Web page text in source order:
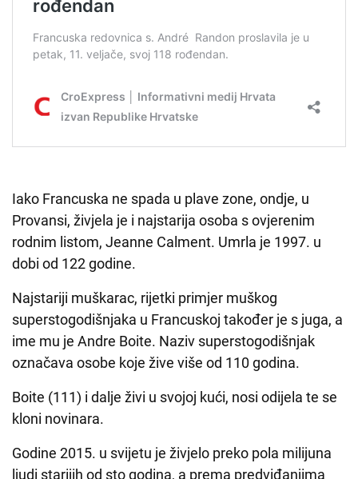
Iako Francuska ne spada u plave zone, ondje, u
Provansi, živjela je i najstarija osoba s ovjerenim
rodnim listom, Jeanne Calment. Umrla je 1997. u
dobi od 122 godine.
Najstariji muškarac, rijetki primjer muškog
superstogodišnjaka u Francuskoj također je s juga, a
ime mu je Andre Boite. Naziv superstogodišnjak
označava osobe koje žive više od 110 godina.
Boite (111) i dalje živi u svojoj kući, nosi odijela te se
kloni novinara.
Godine 2015. u svijetu je živjelo preko pola milijuna
ljudi starijih od sto godina, a prema predviđanjima